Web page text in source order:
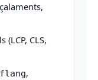
(LCP, CLS,
,